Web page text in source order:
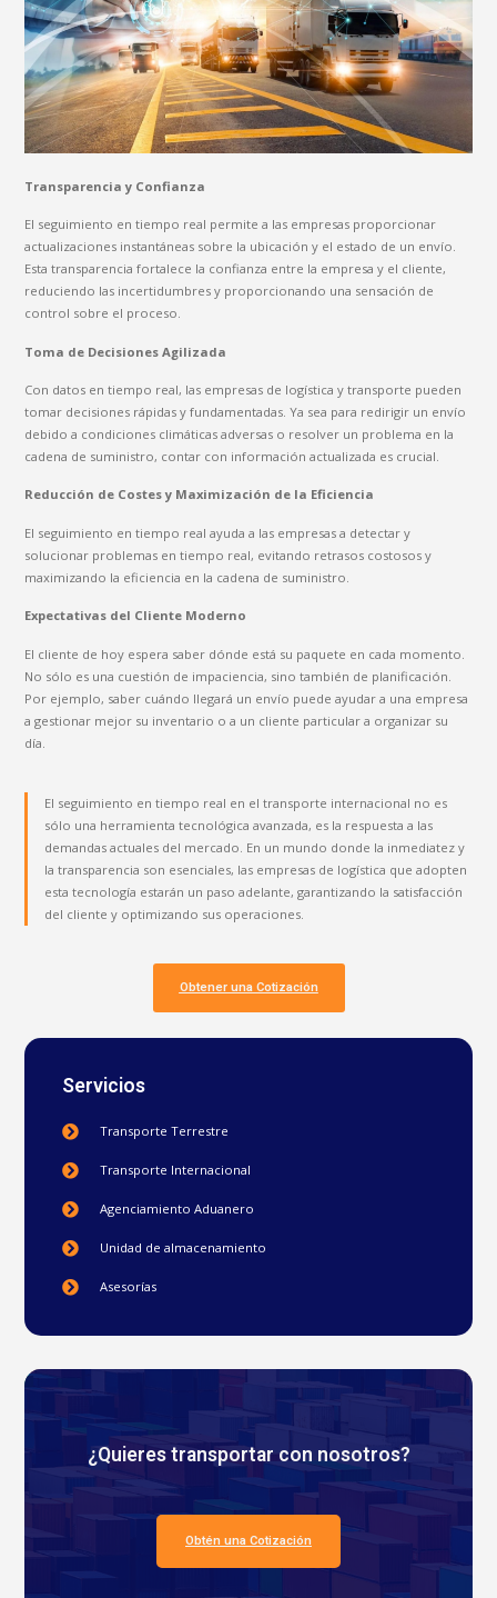
Servicios
Transporte Terrestre
Transporte Internacional
Agenciamiento Aduanero
Unidad de almacenamiento
Asesorías
¿Quieres transportar con nosotros?
Obtén una Cotización
Transparencia y Confianza
El seguimiento en tiempo real permite a las empresas proporcionar
actualizaciones instantáneas sobre la ubicación y el estado de un envío.
Esta transparencia fortalece la confianza entre la empresa y el cliente,
reduciendo las incertidumbres y proporcionando una sensación de
control sobre el proceso.
Toma de Decisiones Agilizada
Con datos en tiempo real, las empresas de logística y transporte pueden
tomar decisiones rápidas y fundamentadas. Ya sea para redirigir un envío
debido a condiciones climáticas adversas o resolver un problema en la
cadena de suministro, contar con información actualizada es crucial.
Reducción de Costes y Maximización de la Eficiencia
El seguimiento en tiempo real ayuda a las empresas a detectar y
solucionar problemas en tiempo real, evitando retrasos costosos y
maximizando la eficiencia en la cadena de suministro.
Expectativas del Cliente Moderno
El cliente de hoy espera saber dónde está su paquete en cada momento.
No sólo es una cuestión de impaciencia, sino también de planificación.
Por ejemplo, saber cuándo llegará un envío puede ayudar a una empresa
a gestionar mejor su inventario o a un cliente particular a organizar su
día.
El seguimiento en tiempo real en el transporte internacional no es
sólo una herramienta tecnológica avanzada, es la respuesta a las
demandas actuales del mercado. En un mundo donde la inmediatez y
la transparencia son esenciales, las empresas de logística que adopten
esta tecnología estarán un paso adelante, garantizando la satisfacción
del cliente y optimizando sus operaciones.
Obtener una Cotización